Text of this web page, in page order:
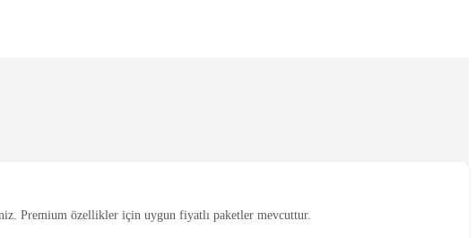
Premium özellikler için uygun fiyatlı paketler mevcuttur.